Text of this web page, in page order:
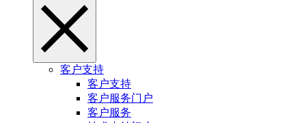
客户支持
客户支持
客户服务门户
客户服务